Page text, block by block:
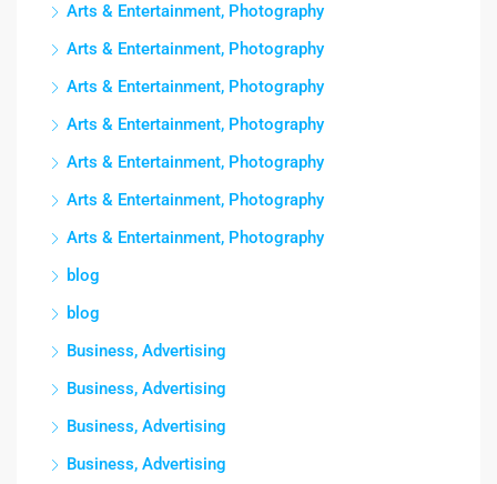
Arts & Entertainment, Photography
Arts & Entertainment, Photography
Arts & Entertainment, Photography
Arts & Entertainment, Photography
Arts & Entertainment, Photography
Arts & Entertainment, Photography
Arts & Entertainment, Photography
blog
blog
Business, Advertising
Business, Advertising
Business, Advertising
Business, Advertising